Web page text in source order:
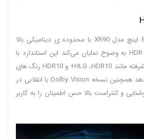
تلویزیون QLED سونی 85 اینچ مدل XR90 با محدوده ی دینامیکی بالا
تصاویر واقعی را با فرمت HDR به وضوح نمایان می‌کند این استاندارد با
پشتیبانی از فرمت های پیشرفته مانند HLG ،HDR10+ و HDR10 رنگ های
خیره کننده را نمایش می‌دهد همچنین نسخه Dolby Vision با انقلابی در
و کنتراست بالا حس اطمینان را به کاربر